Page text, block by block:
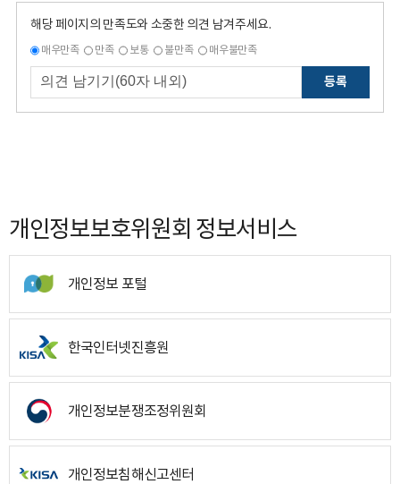
해당 페이지의 만족도와 소중한 의견 남겨주세요.
매우만족 만족 보통 불만족 매우불만족
등록
개인정보보호위원회 정보서비스
개인정보 포털
한국인터넷진흥원
개인정보분쟁조정위원회
개인정보침해신고센터